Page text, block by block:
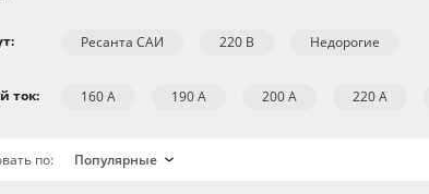
Ресанта САИ 220 В Недорогие
ток: 160 А 190 А 200 А 220 А
по: